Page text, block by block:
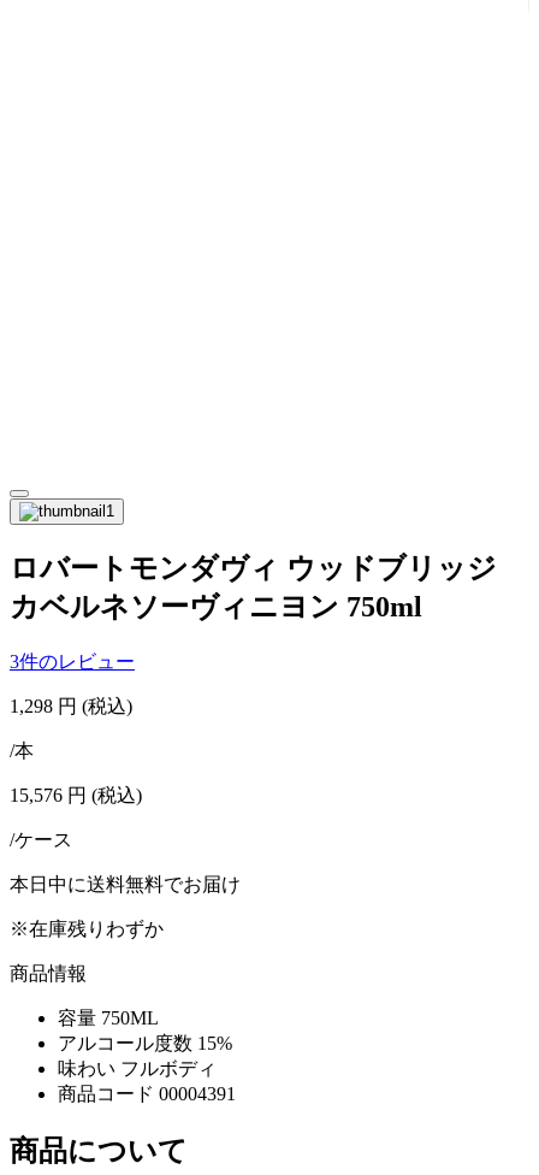
ロバートモンダヴィ ウッドブリッジ
カベルネソーヴィニヨン 750ml
3件のレビュー
1,298 円 (税込)
/本
15,576 円 (税込)
/ケース
本日中に送料無料でお届け
※在庫残りわずか
商品情報
容量 750ML
アルコール度数 15%
味わい フルボディ
商品コード 00004391
商品について